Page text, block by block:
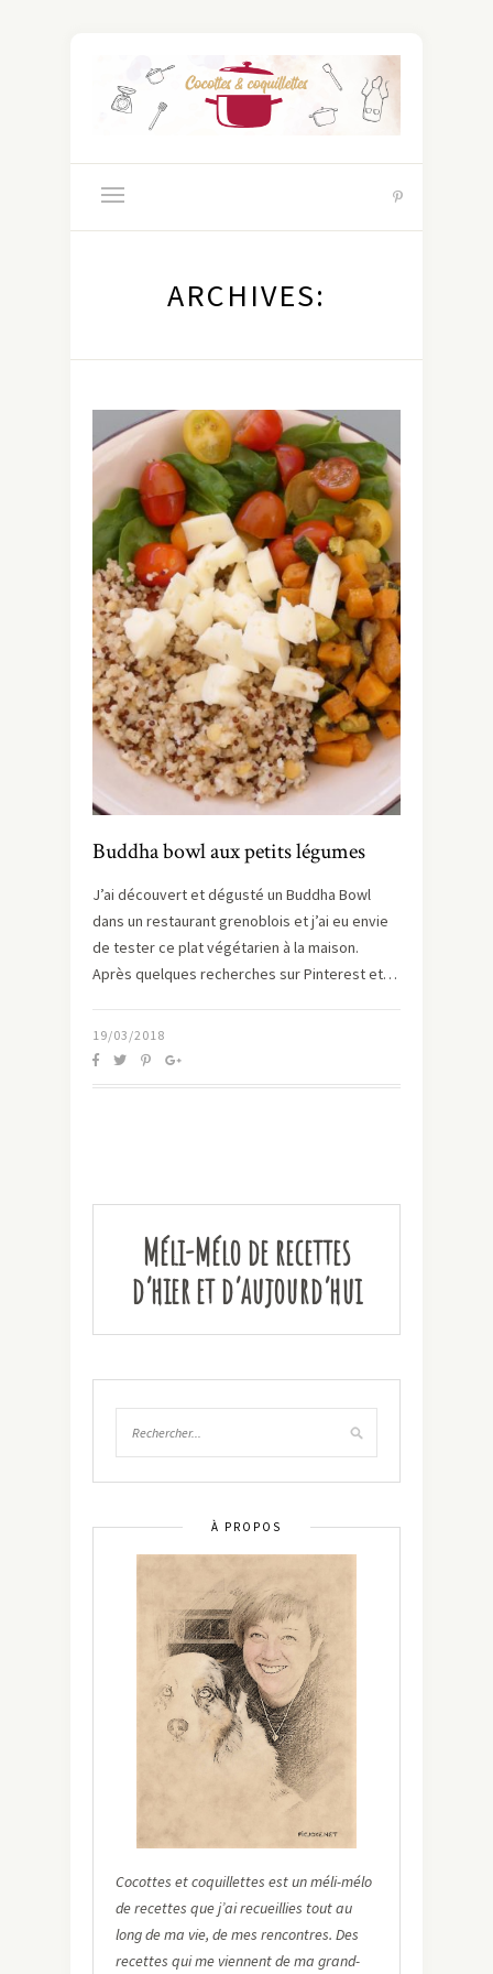
ARCHIVES:
Buddha bowl aux petits légumes
J’ai découvert et dégusté un Buddha Bowl
dans un restaurant grenoblois et j’ai eu envie
de tester ce plat végétarien à la maison.
Après quelques recherches sur Pinterest et…
19/03/2018
Méli-Mélo de recettes
d’hier et d’aujourd’hui
À PROPOS
Cocottes et coquillettes est un méli-mélo
de recettes que j’ai recueillies tout au
long de ma vie, de mes rencontres. Des
recettes qui me viennent de ma grand-